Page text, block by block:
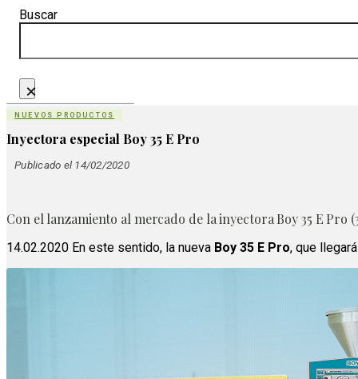
Buscar
×
NUEVOS PRODUCTOS
Inyectora especial Boy 35 E Pro
Publicado el 14/02/2020
Con el lanzamiento al mercado de la inyectora Boy 35 E Pro
14.02.2020 En este sentido, la nueva Boy 35 E Pro, que